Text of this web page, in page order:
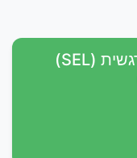
פתרון בעיות ולמידה חברתית רגשית (SEL)